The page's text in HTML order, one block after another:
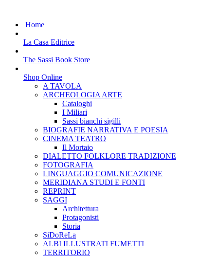
Home
La Casa Editrice
The Sassi Book Store
Shop Online
A TAVOLA
ARCHEOLOGIA ARTE
Cataloghi
I Miliari
Sassi bianchi sigilli
BIOGRAFIE NARRATIVA E POESIA
CINEMA TEATRO
Il Mortaio
DIALETTO FOLKLORE TRADIZIONE
FOTOGRAFIA
LINGUAGGIO COMUNICAZIONE
MERIDIANA STUDI E FONTI
REPRINT
SAGGI
Architettura
Protagonisti
Storia
SiDoReLa
ALBI ILLUSTRATI FUMETTI
TERRITORIO